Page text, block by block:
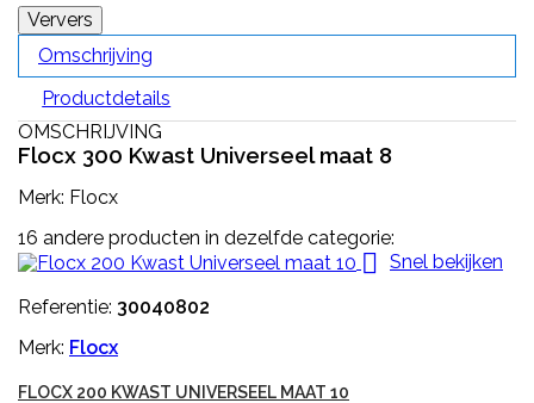
Omschrijving
Productdetails
OMSCHRIJVING
Flocx 300 Kwast Universeel maat 8
Merk: Flocx
16 andere producten in dezelfde categorie:
 Snel bekijken
Referentie: 30040802
Merk: Flocx
FLOCX 200 KWAST UNIVERSEEL MAAT 10